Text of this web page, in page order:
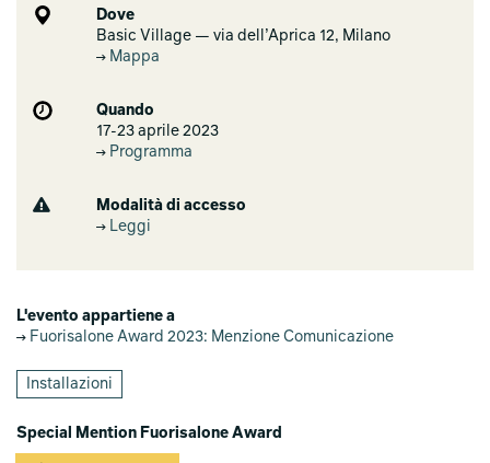
Dove
Basic Village — via dell’Aprica 12, Milano
Mappa
Quando
17-23 aprile 2023
Programma
Modalità di accesso
Leggi
L'evento appartiene a
Fuorisalone Award 2023: Menzione Comunicazione
Installazioni
Special Mention Fuorisalone Award